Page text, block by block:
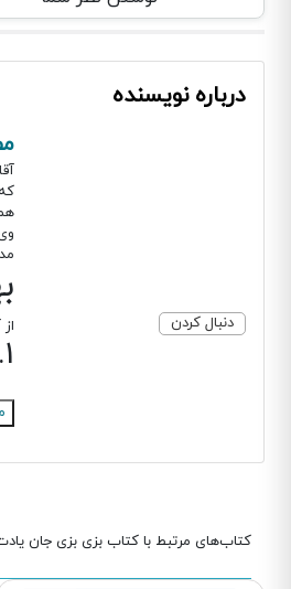
درباره نویسنده
دنبال کردن
1.دنیا دنیا لالایی
2.مجموعه مثل
کتاب‌های مرتبط با کتاب بزی بزی جان یادت